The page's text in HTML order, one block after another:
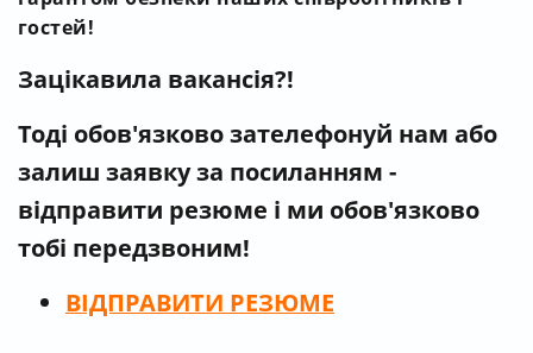
гостей!
Зацікавила вакансія?!
Тоді обов'язково зателефонуй нам або
залиш заявку за посиланням -
відправити резюме і ми обов'язково
тобі передзвоним!
ВІДПРАВИТИ РЕЗЮМЕ